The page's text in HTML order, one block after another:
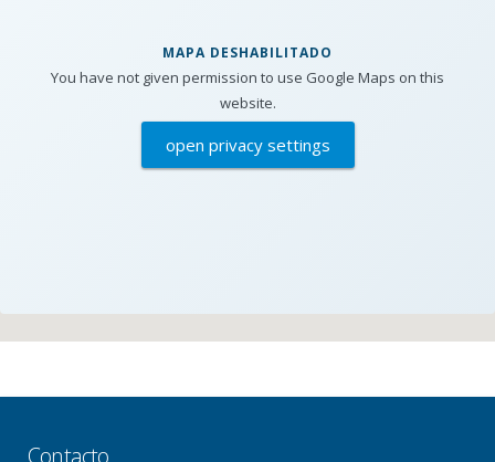
MAPA DESHABILITADO
You have not given permission to use Google Maps on this
website.
open privacy settings
Contacto